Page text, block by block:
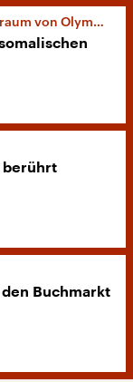
von Olympia“
berührt
Buchmarkt